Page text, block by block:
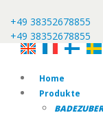
+49 38352678855
+49 38352678855
Home
Produkte
BADEZUBER